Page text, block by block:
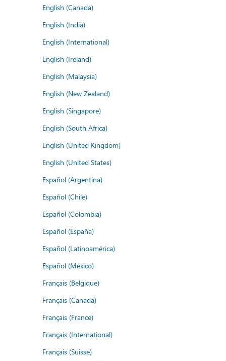
English (Canada)
English (India)
English (International)
English (Ireland)
English (Malaysia)
English (New Zealand)
English (Singapore)
English (South Africa)
English (United Kingdom)
English (United States)
Español (Argentina)
Español (Chile)
Español (Colombia)
Español (España)
Español (Latinoamérica)
Español (México)
Français (Belgique)
Français (Canada)
Français (France)
Français (International)
Français (Suisse)